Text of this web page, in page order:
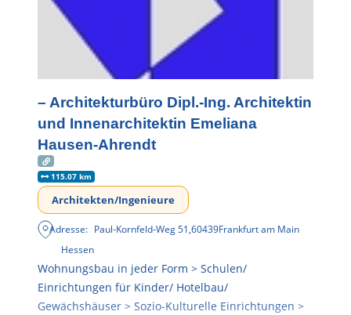
– Architekturbüro Dipl.-Ing. Architektin
und Innenarchitektin Emeliana
Hausen-Ahrendt
115.07 km
Architekten/Ingenieure
Adresse: Paul-Kornfeld-Weg 51,60439Frankfurt am Main
Hessen
Wohnungsbau in jeder Form > Schulen/
Einrichtungen für Kinder/ Hotelbau/
Gewächshäuser > Sozio-Kulturelle Einrichtungen >